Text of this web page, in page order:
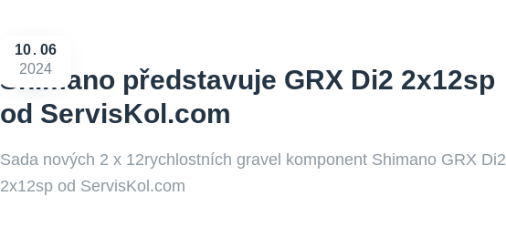
Shimano představuje GRX Di2 2x12sp
od ServisKol.com
10 06
2024
Sada nových 2 x 12rychlostních gravel komponent Shimano GRX Di2
2x12sp od ServisKol.com